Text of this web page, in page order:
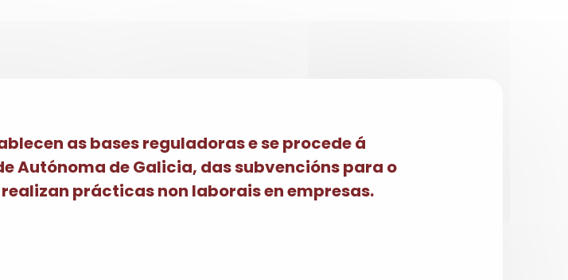
as bases reguladoras e se procede á
de Galicia, das subvencións para o
prácticas non laborais en empresas.